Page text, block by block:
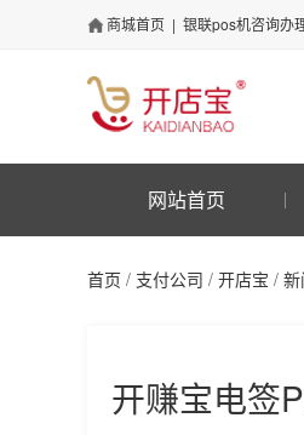
商城首页 | 银联pos机咨询办
网站首页
首页 / 支付公司 / 开店宝 /
开赚宝电签